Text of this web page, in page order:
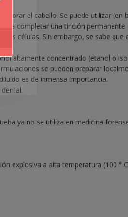
el cabello. Se puede utilizar (en
completar una tinción
células. Sin embargo, se sabe que
altamente concentrado (etanol o
se pueden preparar
es de inmensa importancia.
ya no se utiliza en medicina
explosiva a alta temperatura (100 °